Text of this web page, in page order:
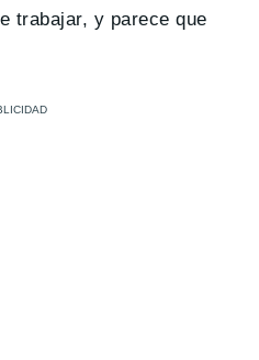
trabajar, y parece que